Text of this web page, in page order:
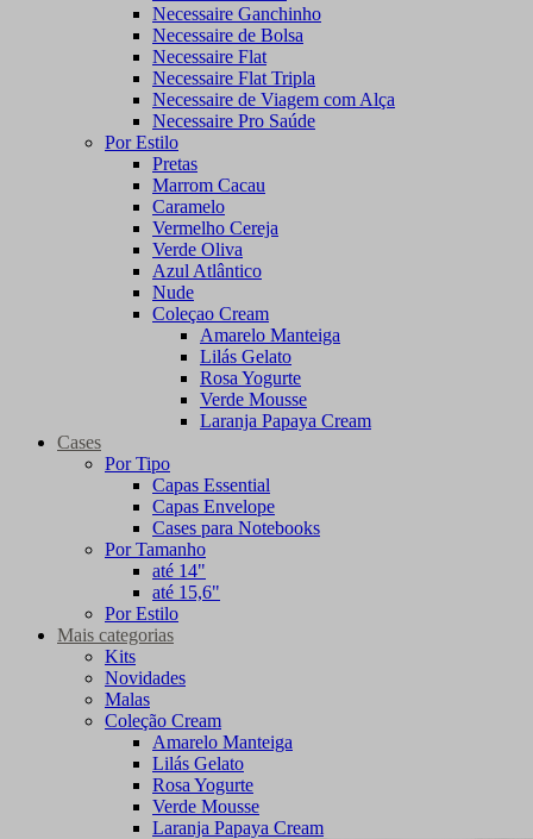
Necessaire Ganchinho
Necessaire de Bolsa
Necessaire Flat
Necessaire Flat Tripla
Necessaire de Viagem com Alça
Necessaire Pro Saúde
Por Estilo
Pretas
Marrom Cacau
Caramelo
Vermelho Cereja
Verde Oliva
Azul Atlântico
Nude
Coleçao Cream
Amarelo Manteiga
Lilás Gelato
Rosa Yogurte
Verde Mousse
Laranja Papaya Cream
Cases
Por Tipo
Capas Essential
Capas Envelope
Cases para Notebooks
Por Tamanho
até 14"
até 15,6"
Por Estilo
Mais categorias
Kits
Novidades
Malas
Coleção Cream
Amarelo Manteiga
Lilás Gelato
Rosa Yogurte
Verde Mousse
Laranja Papaya Cream